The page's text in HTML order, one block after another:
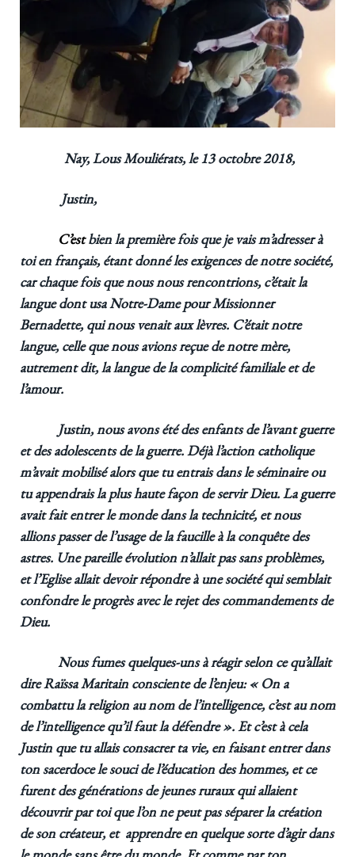
Nay,Lous Mouliérats, le 13 octobre 2018,
Justin,
C’estbien la première fois que je vais m’adresser à
toi en français, étant donné les exigences de notre société,
car chaque fois que nous nous rencontrions, c’était la
langue dont usa Notre-Dame pour Missionner
Bernadette, qui nous venait aux lèvres. C’était notre
langue, celle que nous avions reçue de notre mère,
autrement dit, la langue de la complicité familiale et de
l’amour.
Justin, nous avons été des enfants de l’avant guerre
et des adolescents de la guerre. Déjà l’action catholique
m’avait mobilisé alors que tu entrais dans le séminaire ou
tu appendrais la plus haute façon de servir Dieu. La guerre
avait fait entrer le monde dans la technicité, et nous
allions passer de l’usage de la faucille à la conquête des
astres. Une pareille évolution n’allait pas sans problèmes,
et l’Eglise allait devoir répondre à une société qui semblait
confondre le progrès avec le rejet des commandements de
Dieu.
Nous fumes quelques-uns à réagir selon ce qu’allait
dire Raïssa Maritain consciente de l’enjeu: « On a
combattu la religion au nom de l’intelligence, c’est au nom
de l’intelligence qu’il faut la défendre ». Et c’est à cela
Justin que tu allais consacrer ta vie, en faisant entrer dans
ton sacerdoce le souci de l’éducation des hommes, et ce
furent des générations de jeunes ruraux qui allaient
découvrir par toi que l’on ne peut pas séparer la création
de son créateur, et apprendre en quelque sorte d’agir dans